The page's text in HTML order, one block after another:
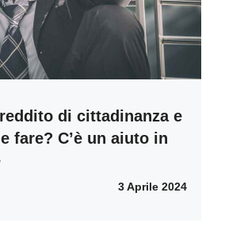
di cittadinanza e
fare? C’è un aiuto in
3 Aprile 2024